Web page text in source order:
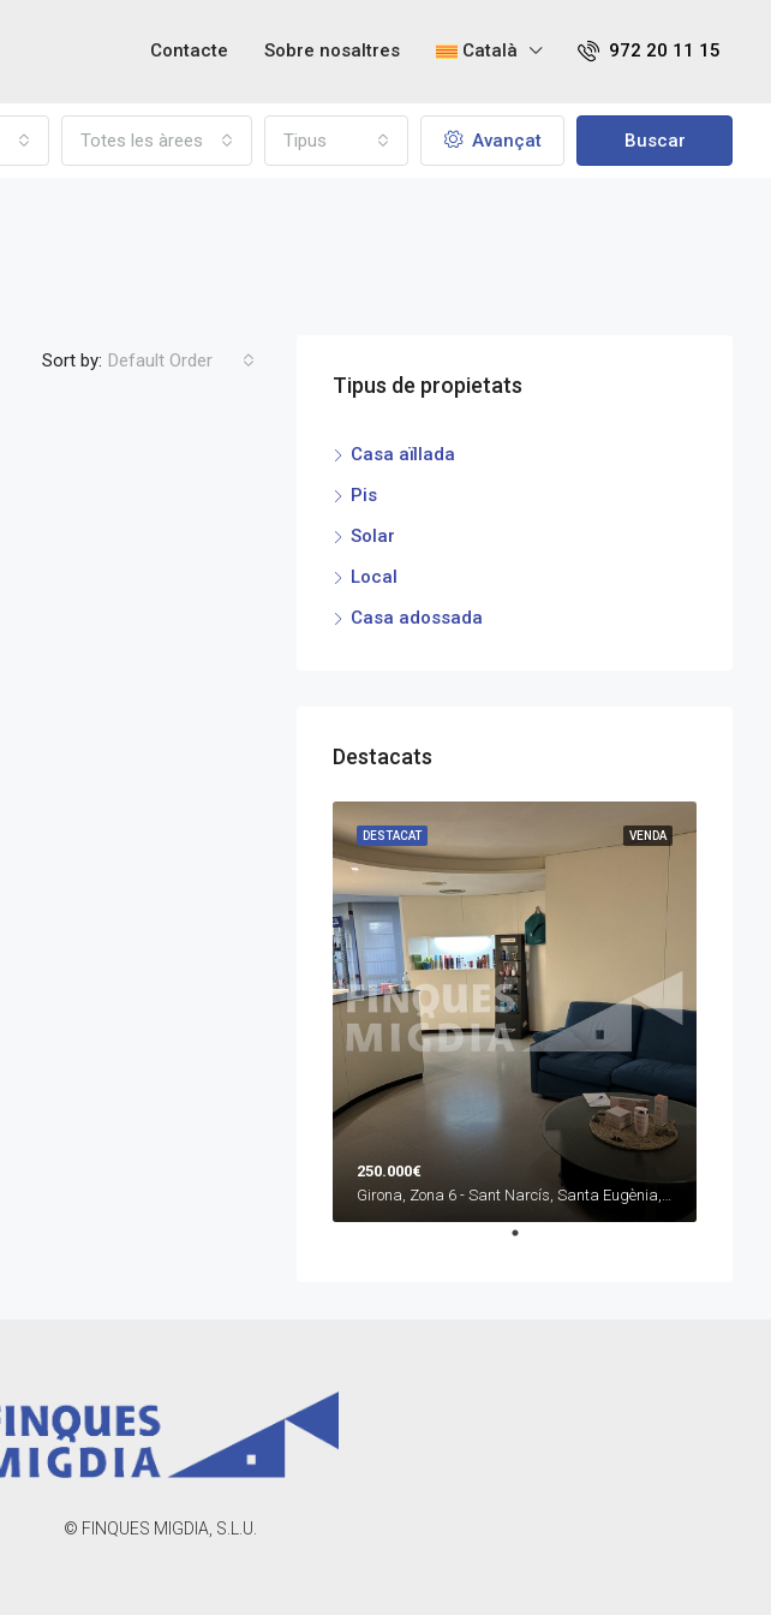
Contacte Sobre nosaltres Català 972 20 11 15
Totes les àrees Tipus Avançat Buscar
Sort by: Default Order
Tipus de propietats
Casa aïllada
Pis
Solar
Local
Casa adossada
Destacats
VENDA
DESTACAT
250.000€
Girona, Zona 6 - Sant Narcís, Santa Eugènia, Can Gibert
© FINQUES MIGDIA, S.L.U.